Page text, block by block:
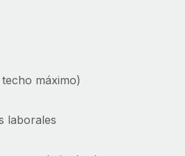
experta en RR. HH. globales
antecedentes
máximo)
laborales